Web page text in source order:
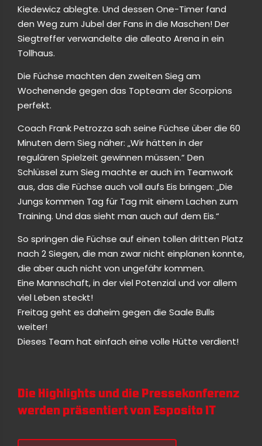
Kiedewicz ablegte. Und dessen One-Timer fand
den Weg zum Jubel der Fans in die Maschen! Der
Siegtreffer verwandelte die alleato Arena in ein
Tollhaus.
Die Füchse machten den zweiten Sieg am
Wochenende gegen das Topteam der Scorpions
perfekt.
Coach Frank Petrozza sah seine Füchse über die 60
Minuten dem Sieg näher: „Wir hätten in der
regulären Spielzeit gewinnen müssen.“ Den
Schlüssel zum Sieg machte er auch im Teamwork
aus, das die Füchse auch voll aufs Eis bringen: „Die
Jungs kommen Tag für Tag mit einem Lachen zum
Training. Und das sieht man auch auf dem Eis.“
So springen die Füchse auf einen tollen dritten Platz
nach 2 Siegen, die man zwar nicht einplanen konnte,
die aber auch nicht von ungefähr kommen.
Eine Mannschaft, in der viel Potenzial und vor allem
viel Leben steckt!
Freitag geht es daheim gegen die Saale Bulls
weiter!
Dieses Team hat einfach eine volle Hütte verdient!
Die Highlights und die Pressekonferenz
werden präsentiert vonEsposito IT